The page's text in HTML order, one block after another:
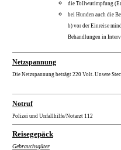
die Tollwutimpfung
bei Hunden auch die
b) vor der Einreise
Behandlungen in
Netzspannung
Die Netzspannung beträgt 220 Volt. Unsere
Notruf
Polizei und Unfallhilfe/Notarzt 112
Reisegepäck
Gebrauchsgüter